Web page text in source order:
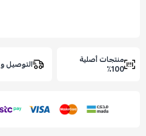
أصلية التوصيل و الشحن